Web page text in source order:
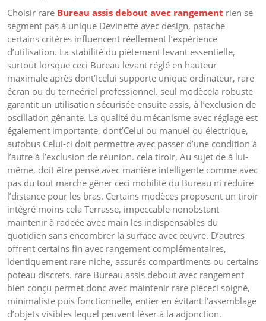
Choisir rare Bureau assis debout avec rangement rien se
segment pas à unique Devinette avec design, patache
certains critères influencent réellement l’expérience
d’utilisation. La stabilité du piètement levant essentielle,
surtout lorsque ceci Bureau levant réglé en hauteur
maximale après dont’Icelui supporte unique ordinateur, rare
écran ou du terneériel professionnel. seul modècela robuste
garantit un utilisation sécurisée ensuite assis, à l’exclusion de
oscillation gênante. La qualité du mécanisme avec réglage est
également importante, dont’Celui ou manuel ou électrique,
autobus Celui-ci doit permettre avec passer d’une condition à
l’autre à l’exclusion de réunion. cela tiroir, Au sujet de à lui-
même, doit être pensé avec manière intelligente comme avec
pas du tout marche gêner ceci mobilité du Bureau ni réduire
l’distance pour les bras. Certains modèces proposent un tiroir
intégré moins cela Terrasse, impeccable nonobstant
maintenir à radeée avec main les indispensables du
quotidien sans encombrer la surface avec œuvre. D’autres
offrent certains fin avec rangement complémentaires,
identiquement rare niche, assurés compartiments ou certains
poteau discrets. rare Bureau assis debout avec rangement
bien conçu permet donc avec maintenir rare pièceci soigné,
minimaliste puis fonctionnelle, entier en évitant l’assemblage
d’objets visibles lequel peuvent léser à la adjonction.